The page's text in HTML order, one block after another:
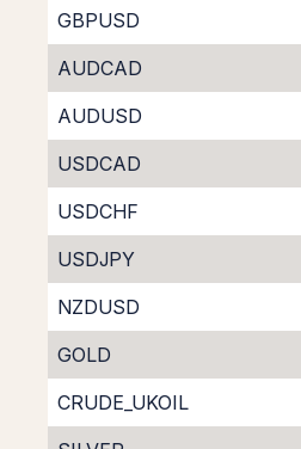
GBPUSD
AUDCAD
AUDUSD
USDCAD
USDCHF
USDJPY
NZDUSD
GOLD
CRUDE_UKOIL